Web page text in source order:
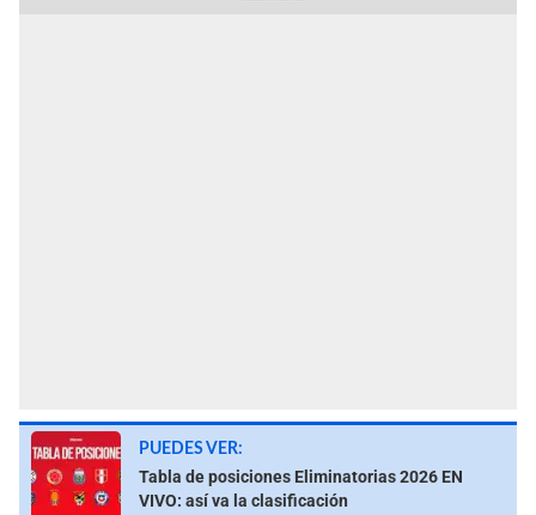
PUEDES VER:
Tabla de posiciones Eliminatorias 2026 EN
VIVO: así va la clasificación